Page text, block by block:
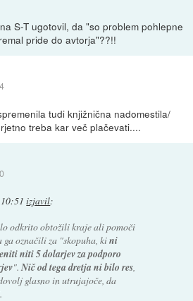
S-T ugotovil, da "so problem pohlepne
pride do avtorja"??!!
tudi knjižnična nadomestila/
treba kar več plačevati....
izjavil:
odkrito obtožili kraje ali pomoči
označili za "skopuha, kini
niti 5 dolarjev za podporo
".Nič od tega dretja ni bilo res
glasno in utrujajoče, da